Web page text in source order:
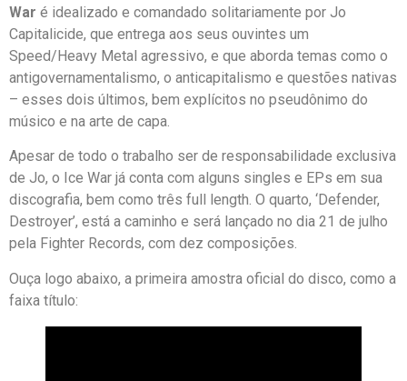
War é idealizado e comandado solitariamente por Jo
Capitalicide, que entrega aos seus ouvintes um
Speed/Heavy Metal agressivo, e que aborda temas como o
antigovernamentalismo, o anticapitalismo e questões nativas
– esses dois últimos, bem explícitos no pseudônimo do
músico e na arte de capa.
Apesar de todo o trabalho ser de responsabilidade exclusiva
de Jo, o Ice War já conta com alguns singles e EPs em sua
discografia, bem como três full length. O quarto, ‘Defender,
Destroyer’, está a caminho e será lançado no dia 21 de julho
pela Fighter Records, com dez composições.
Ouça logo abaixo, a primeira amostra oficial do disco, como a
faixa título: